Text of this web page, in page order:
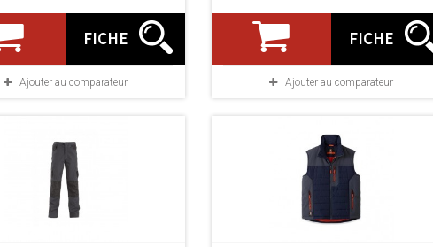
FICHE
Ajouter au comparateur
FICHE
Ajouter au comparateur